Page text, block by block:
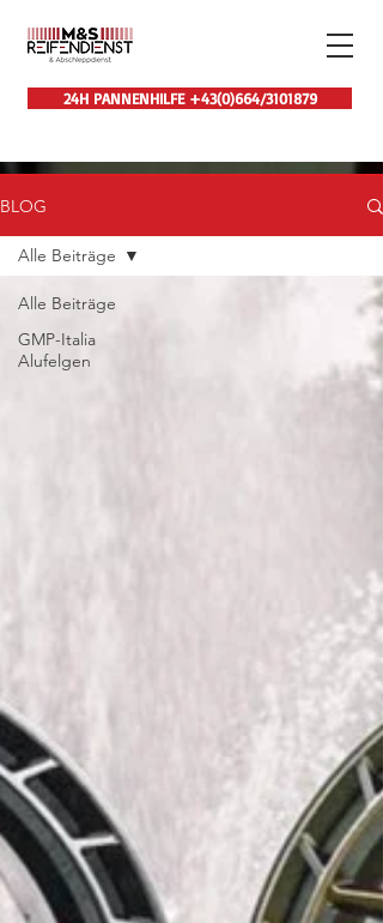
24H PANNENHILFE +43(0)664/3101879
BLOG
Alle Beiträge
GMP-Italia
Alufelgen
Alle Beiträge